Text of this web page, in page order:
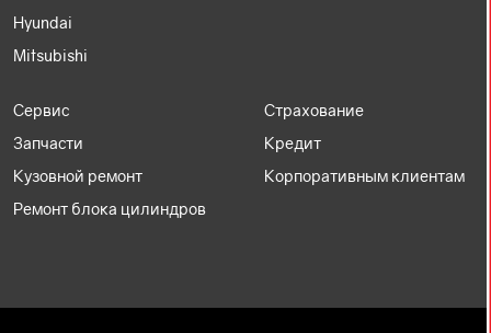
Hyundai
Mitsubishi
Сервис
Запчасти
Кузовной ремонт
Ремонт блока цилиндров
Страхование
Кредит
Корпоративным клиентам